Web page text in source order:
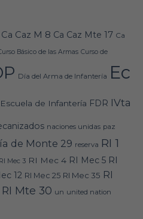
Ca Caz M 8 Ca Caz Mte 17 Ca
Básico de las Armas Curso de
Día del Arma de Infantería Ec
Escuela de Infantería FDR IVta
naciones unidas paz
de Monte 29 reserva RI 1
RI Mec 3 RI Mec 4 RI Mec 5 RI
12 RI Mec 25 RI Mec 35 RI
RI Mte 30 un united nation